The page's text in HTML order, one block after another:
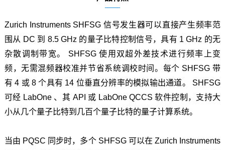
Zurich Instruments SHFSG信号发生器可以直接产生频率范
围从 DC 到 8.5 GHz 的量子比特控制信号，具有 1 GHz 的无
杂散调制带宽。 SHFSG 使用双超外差技术进行频率上变
频，无需混频器校准并节省系统调校时间。每个 SHFSG 带
有 4 或 8 个具有 14 位垂直分辨率的模拟输出通道。 SHFSG
可经 LabOne 、其 API 或 LabOne QCCS 软件控制，支持大
小从几个量子比特到几百个量子比特的量子计算系统。
当由 PQSC 同步时，多个 SHFSG 可以在 Zurich Instruments